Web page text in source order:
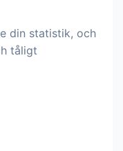
din statistik, och
tåligt